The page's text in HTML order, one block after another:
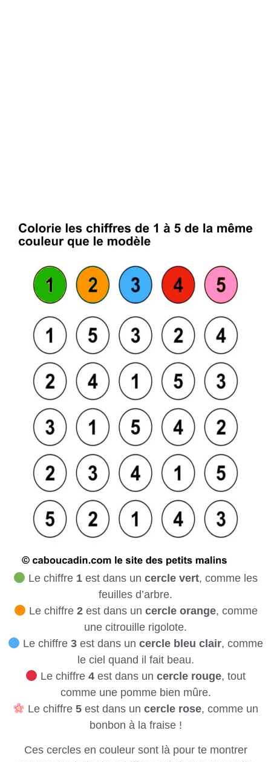
Le chiffre 1 est dans uncercle vert, comme les
feuilles d’arbre.
Le chiffre 2est dans un cercle orange, comme
une citrouille rigolote.
Le chiffre3 est dans uncercle bleu clair, comme
le ciel quand il fait beau.
Le chiffre4 est dans uncercle rouge, tout
comme une pomme bien mûre.
Le chiffre5 est dans uncercle rose, comme un
bonbon à la fraise !
Ces cercles en couleur sont là pour te montrer